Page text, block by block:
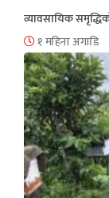
व्यावसायिक
१ महिना अगाडि